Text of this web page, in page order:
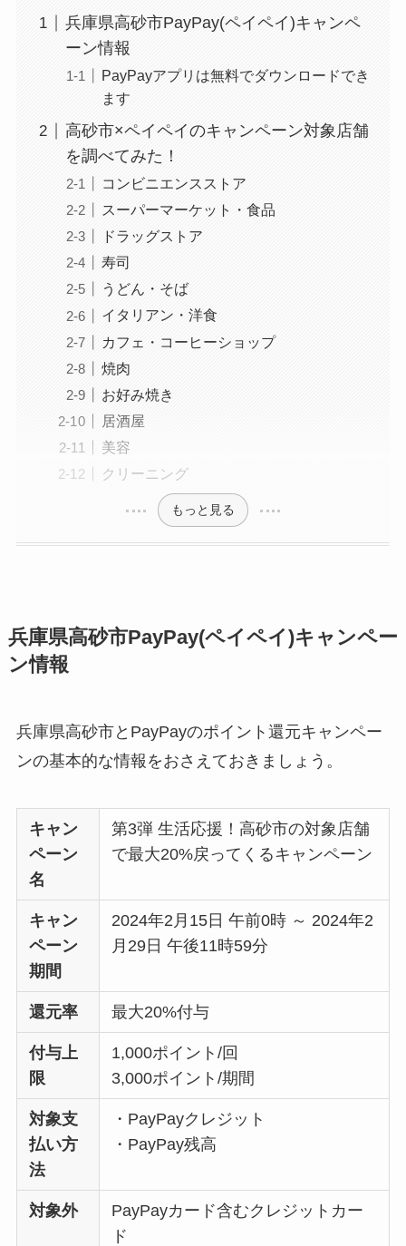
兵庫県高砂市PayPay(ペイペイ)キャンペ
ーン情報
PayPayアプリは無料でダウンロードでき
ます
高砂市×ペイペイのキャンペーン対象店舗
を調べてみた！
コンビニエンスストア
スーパーマーケット・食品
ドラッグストア
寿司
うどん・そば
イタリアン・洋食
カフェ・コーヒーショップ
焼肉
お好み焼き
居酒屋
美容
クリーニング
もっと見る
兵庫県高砂市PayPay(ペイペイ)キャンペー
ン情報
兵庫県高砂市とPayPayのポイント還元キャンペー
ンの基本的な情報をおさえておきましょう。
キャン
ペーン
名
第3弾 生活応援！高砂市の対象店舗
で最大20%戻ってくるキャンペーン
キャン
ペーン
期間
2024年2月15日 午前0時 ～ 2024年2
月29日 午後11時59分
還元率 最大20%付与
付与上
限
1,000ポイント/回
3,000ポイント/期間
対象支
払い方
法
・PayPayクレジット
・PayPay残高
対象外
PayPayカード含むクレジットカー
ド